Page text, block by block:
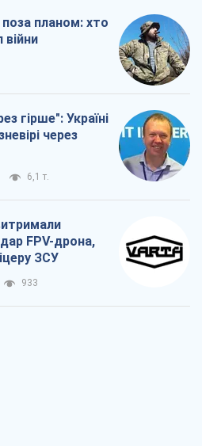
поза планом: хто
гірше": Україні
через
6,1 т.
FPV-дрона,
ЗСУ
933